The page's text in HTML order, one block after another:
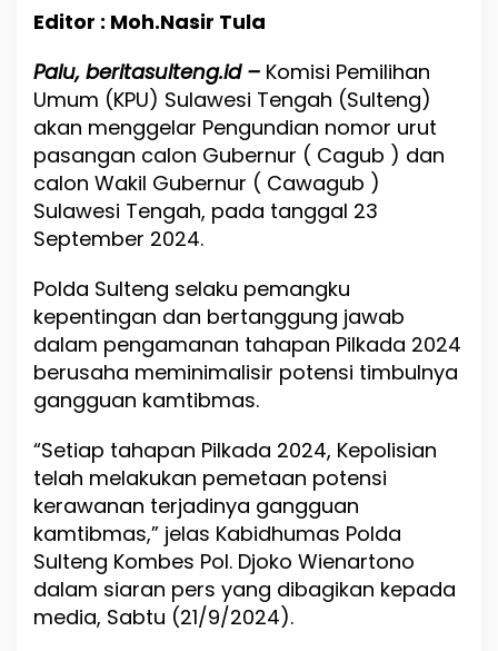
a
n
P
e
g
u
n
d
i
N
o
m
o
r
U
r
t
P
a
l
o
n
C
a
Editor : Moh.Nasir Tula
Palu, beritasulteng.id – Komisi Pemilihan
Umum (KPU) Sulawesi Tengah (Sulteng)
akan menggelar Pengundian nomor urut
pasangan calon Gubernur ( Cagub ) dan
calon Wakil Gubernur ( Cawagub )
Sulawesi Tengah, pada tanggal 23
September 2024.
Polda Sulteng selaku pemangku
kepentingan dan bertanggung jawab
dalam pengamanan tahapan Pilkada 2024
berusaha meminimalisir potensi timbulnya
gangguan kamtibmas.
“Setiap tahapan Pilkada 2024, Kepolisian
telah melakukan pemetaan potensi
kerawanan terjadinya gangguan
kamtibmas,” jelas Kabidhumas Polda
Sulteng Kombes Pol. Djoko Wienartono
dalam siaran pers yang dibagikan kepada
media, Sabtu (21/9/2024).